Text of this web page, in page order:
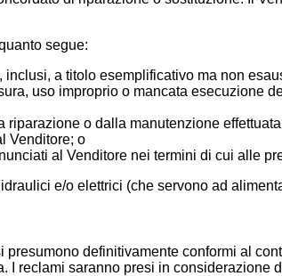
segue:
inclusi, a titolo esemplificativo ma non
uso improprio o mancata esecuzione
riparazione o dalla manutenzione
Venditore; o
al Venditore nei termini di cui alle
e/o elettrici (che servono ad
presumono definitivamente conformi al
I reclami saranno presi in